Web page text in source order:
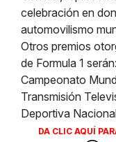
celebración en
automovilismo
Otros premios
de Formula 1
Campeonato
Transmisión
Deportiva
DA CLIC AQUÍ